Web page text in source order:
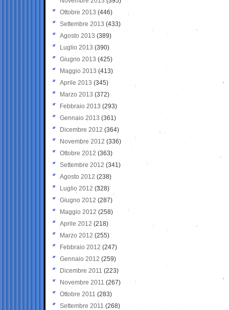
Ottobre 2013 (446)
Settembre 2013 (433)
Agosto 2013 (389)
Luglio 2013 (390)
Giugno 2013 (425)
Maggio 2013 (413)
Aprile 2013 (345)
Marzo 2013 (372)
Febbraio 2013 (293)
Gennaio 2013 (361)
Dicembre 2012 (364)
Novembre 2012 (336)
Ottobre 2012 (363)
Settembre 2012 (341)
Agosto 2012 (238)
Luglio 2012 (328)
Giugno 2012 (287)
Maggio 2012 (258)
Aprile 2012 (218)
Marzo 2012 (255)
Febbraio 2012 (247)
Gennaio 2012 (259)
Dicembre 2011 (223)
Novembre 2011 (267)
Ottobre 2011 (283)
Settembre 2011 (268)